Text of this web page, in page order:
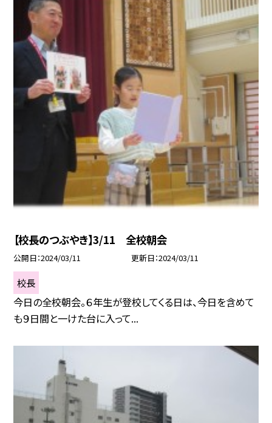
【校長のつぶやき】3/11 全校朝会
公開日 2024/03/11 更新日 2024/03/11
校長
今日の全校朝会。６年生が登校してくる日は、今日を含めて
も９日間と一けた台に入って...